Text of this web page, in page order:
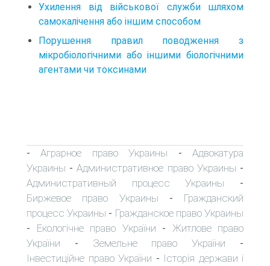
Ухилення від військової служби шляхом
самокалічення або іншим способом
Порушення правил поводження з
мікробіологічними або іншими біологічними
агентами чи токсинами
-Аграрное право Украины -Адвокатура
Украины -Административное право Украины -
Административный процесс Украины -
Биржевое право Украины - Гражданский
процесс Украины - Гражданское право Украины
- Екологічне право України - Житлове право
України - Земельне право України -
Інвестиційне право України - Історія держави і